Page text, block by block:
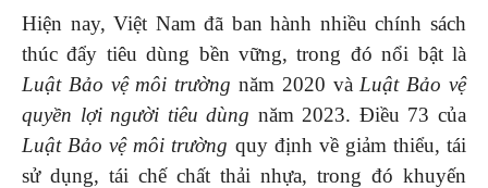
Hiện nay, Việt Nam đã ban hành nhiều chính sách
thúc đẩy tiêu dùng bền vững, trong đó nổi bật là
Luật Bảo vệ môi trường năm 2020 và Luật Bảo vệ
quyền lợi người tiêu dùng năm 2023. Điều 73 của
Luật Bảo vệ môi trường quy định về giảm thiểu, tái
sử dụng, tái chế chất thải nhựa, trong đó khuyến